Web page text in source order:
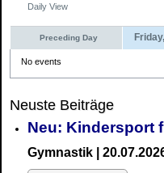
Daily View
Preceding Day
No events
Neuste Beiträge
Neu: Kindersport
Gymnastik |